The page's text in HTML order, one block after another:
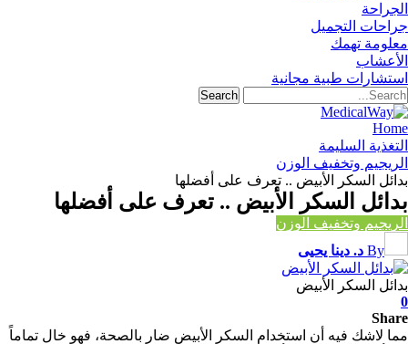
الجراحة
جراحات التجميل
معلومة تهمك
الأعشاب
استشارات طبية مجانية
Home
التغذية السليمة
الريجيم وتخفيف الوزن
بدائل السكر الأبيض .. تعرف على أفضلها
بدائل السكر الأبيض .. تعرف على أفضلها
الريجيم وتخفيف الوزن
By د. دينا يحيى
بدائل السكر الأبيض
0
Share
مما لاشك فيه أن استخدام السكر الأبيض ضار بالصحة، فهو خال تماماً